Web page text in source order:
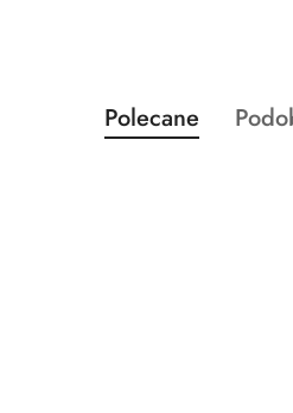
Pomiń karuzelę
Produkty
o
Polecane